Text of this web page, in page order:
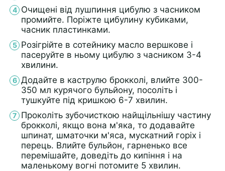
Очищені від лушпиння цибулю з часником
промийте. Поріжте цибулину кубиками,
часник пластинками.
Розігрійте в сотейнику масло вершкове і
пасеруйте в ньому цибулю з часником 3-4
хвилини.
Додайте в каструлю брокколі, влийте 300-
350 мл курячого бульйону, посоліть і
тушкуйте під кришкою 6-7 хвилин.
Проколіть зубочисткою найщільнішу частину
брокколі, якщо вона м'яка, то додавайте
шпинат, шматочки м'яса, мускатний горіх і
перець. Влийте бульйон, гарненько все
перемішайте, доведіть до кипіння і на
маленькому вогні потомите 5 хвилин.